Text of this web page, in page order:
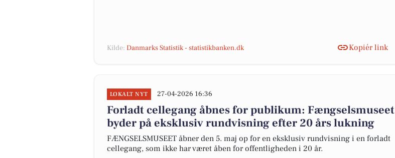
Kilde: Danmarks Statistik - statistikbanken.dk Kopiér link
LOKALT NYT 27-04-2026 16:36
Forladt cellegang åbnes for publikum: Fængselsmuseet
byder på eksklusiv rundvisning efter 20 års lukning
FÆNGSELSMUSEET åbner den 5. maj op for en eksklusiv rundvisning i en forladt
cellegang, som ikke har været åben for offentligheden i 20 år.